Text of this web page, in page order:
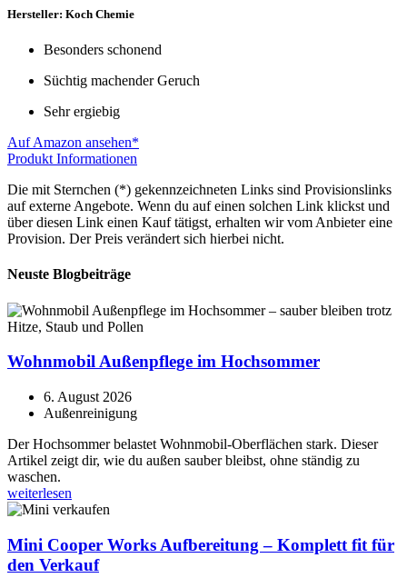
Hersteller: Koch Chemie
Besonders schonend
Süchtig machender Geruch
Sehr ergiebig
Auf Amazon ansehen*
Produkt Informationen
Die mit Sternchen (*) gekennzeichneten Links sind Provisionslinks
auf externe Angebote. Wenn du auf einen solchen Link klickst und
über diesen Link einen Kauf tätigst, erhalten wir vom Anbieter eine
Provision. Der Preis verändert sich hierbei nicht.
Neuste Blogbeiträge
Wohnmobil Außenpflege im Hochsommer
6. August 2026
Außenreinigung
Der Hochsommer belastet Wohnmobil-Oberflächen stark. Dieser
Artikel zeigt dir, wie du außen sauber bleibst, ohne ständig zu
waschen.
weiterlesen
Mini Cooper Works Aufbereitung – Komplett fit für
den Verkauf